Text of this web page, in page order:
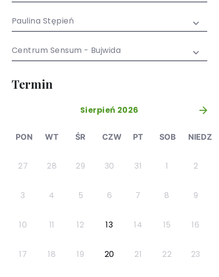
młodzieży
Paulina Stępień
Centrum Sensum - Bujwida
Termin
Sierpień 2026 »
PON WT ŚR CZW PT SOB NIEDZ
27 28 29 30 31 1 2
3 4 5 6 7 8 9
10 11 12 13 14 15 16
17 18 19 20 21 22 23